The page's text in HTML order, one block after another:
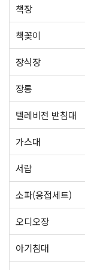
책장
책꽂이
장식장
장롱
텔레비전 받침대
가스대
서랍
소파(응접세트)
오디오장
아기침대